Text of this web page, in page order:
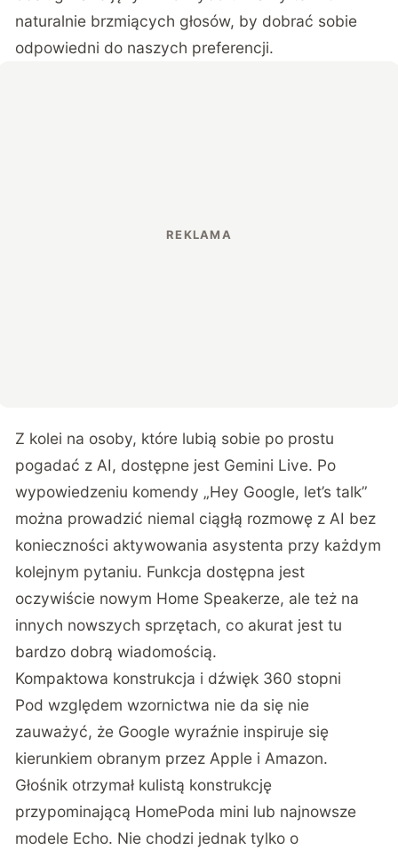
naturalnie brzmiących głosów, by dobrać sobie
odpowiedni do naszych preferencji.
Z kolei na osoby, które lubią sobie po prostu
pogadać z AI, dostępne jest Gemini Live. Po
wypowiedzeniu komendy „Hey Google, let’s talk”
można prowadzić niemal ciągłą rozmowę z AI bez
konieczności aktywowania asystenta przy każdym
kolejnym pytaniu. Funkcja dostępna jest
oczywiście nowym Home Speakerze, ale też na
innych nowszych sprzętach, co akurat jest tu
bardzo dobrą wiadomością.
Kompaktowa konstrukcja i dźwięk 360 stopni
Pod względem wzornictwa nie da się nie
zauważyć, że Google wyraźnie inspiruje się
kierunkiem obranym przez Apple i Amazon.
Głośnik otrzymał kulistą konstrukcję
przypominającą HomePoda mini lub najnowsze
modele Echo. Nie chodzi jednak tylko o